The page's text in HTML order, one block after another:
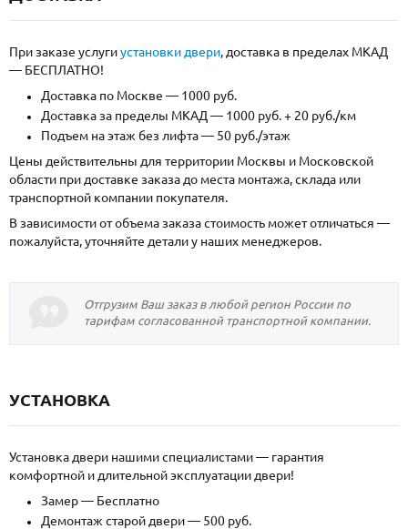
При заказе услугиустановки двери, доставка в пределах МКАД
— БЕСПЛАТНО!
Доставка по Москве — 1000 руб.
Доставка за пределы МКАД — 1000 руб. + 20 руб./км
Подъем на этаж без лифта — 50 руб./этаж
Цены действительны для территории Москвы и Московской
области при доставке заказа до места монтажа, склада или
транспортной компании покупателя.
В зависимости от объема заказа стоимость может отличаться —
пожалуйста, уточняйте детали у наших менеджеров.
Отгрузим Ваш заказ в любой регион России по
тарифам согласованной транспортной компании.
УСТАНОВКА
Установка двери нашими специалистами — гарантия
комфортной и длительной эксплуатации двери!
Замер — Бесплатно
Демонтаж старой двери — 500 руб.